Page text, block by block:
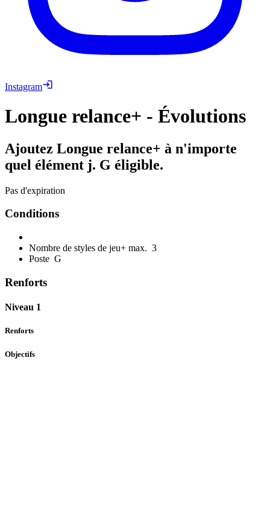
Instagram
Longue relance+ - Évolutions
Ajoutez Longue relance+ à n'importe
quel élément j. G éligible.
Pas d'expiration
Conditions
Nombre de styles de jeu+ max. 3
Poste G
Renforts
Niveau 1
Renforts
Objectifs